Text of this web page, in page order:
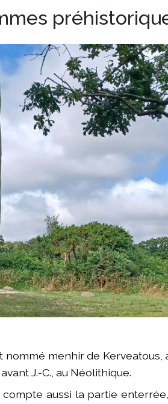
menhir de Kerveatous,
J.-C., au Néolithique.
compte aussi la partie